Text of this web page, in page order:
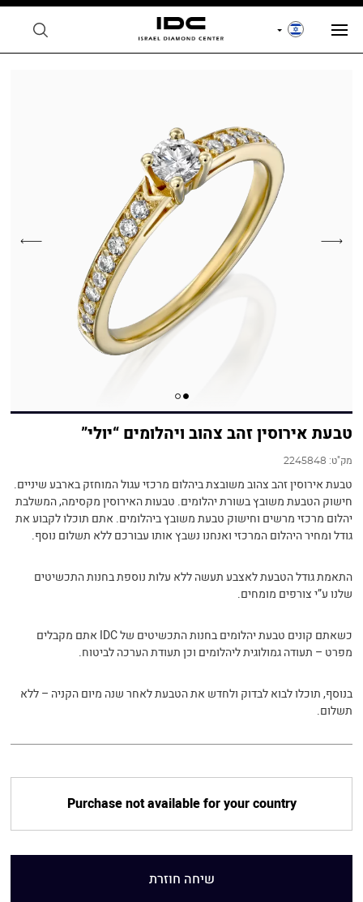
טבעת אירוסין זהב צהוב ויהלומים “יולי”
מק"ט: 2245848
טבעת אירוסין זהב צהוב משובצת ביהלום מרכזי עגול המוחזק בארבע שיניים.
חישוק הטבעת משובץ בשורת יהלומים. טבעות האירוסין מקסימה, המשלבת
יהלום מרכזי מרשים וחישוק טבעת משובץ ביהלומים. אתם תוכלו לקבוע את
גודל ומחיר היהלום המרכזי ואנחנו נשבץ אותו עבורכם ללא תשלום נוסף.
התאמת גודל הטבעת לאצבע תעשה ללא עלות נוספת בחנות התכשיטים
שלנו ע”י צורפים מומחים.
כשאתם קונים טבעת יהלומים בחנות התכשיטים של IDC אתם מקבלים
מפרט – תעודה גמולוגית ליהלומים וכן תעודת הערכה לביטוח.
בנוסף, תוכלו לבוא לבדוק ולחדש את הטבעת לאחר שנה מיום הקניה – ללא
תשלום.
Purchase not available for your country
שיחה חוזרת